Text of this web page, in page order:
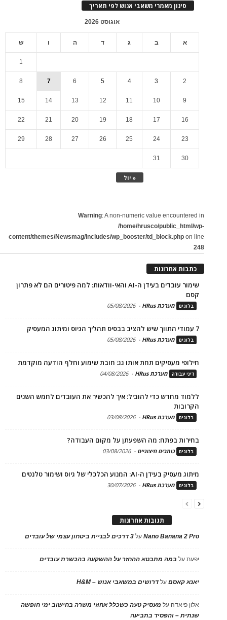
סינון מאמרי משאבי אנוש לפי תאריך
אוגוסט 2026
א ב ג ד ה ו ש
« יול
1
2
3
4
5
6
7
8
9
10
11
12
13
14
15
16
17
18
19
20
21
22
23
24
25
26
27
28
29
30
31
Warning: A non-numeric value encountered in
/home/hrusco/public_html/wp-
content/themes/Newsmag/includes/wp_booster/td_block.php on line
248
כתבות אחרונות
שימור עובדים בעידן ה-AI והאי-וודאות: למה פיטורים הם לא פתרון
קסם
בלוגים מערכת HRus -
05/08/2026
7 עמודי התווך שיש להציב בבסיס תהליך הגיוס ומיתוג המעסיק
בלוגים מערכת HRus -
05/08/2026
חילופי מעסיקים תחת אותו גג: חובת שימוע וחלף הודעה מוקדמת
דיני עבודה מערכת HRus -
04/08/2026
ללמוד מחדש כדי להוביל: איך להכשיר את העובדים לחמש השנים
הקרובות
בלוגים מערכת HRus -
03/08/2026
בחירות בפתח: מה השפעתן על מקום העבודה?
בלוגים כותבים חיצוניים -
03/08/2026
מיתוג מעסיק בעידן ה-AI: המנוע הכלכלי של גיוס ושימור טלנטים
בלוגים מערכת HRus -
30/07/2026
תגובות אחרונות
Nano Banana 2 Proעל 3 דרכים לבניית ביטחון עצמי של עובדים
יפעתעל במה מתבטא ההחזר על ההשקעה בהכשרת עובדים
יאנא קאסםעלדרושים במשאבי אנוש – H&M
אלון פיאדה על מעסיק טעה כשכלל אחוזי משרה בחישוב ימי חופשה
שנתית – והפסיד בתביעה